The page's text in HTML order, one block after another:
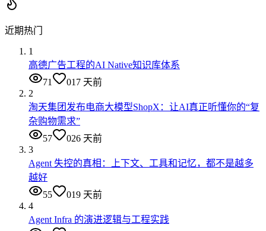
近期热门
1
高德广告工程的AI Native知识库体系
71
017 天前
2
淘天集团发布电商大模型ShopX：让AI真正听懂你的“复
杂购物需求”
57
026 天前
3
Agent 失控的真相：上下文、工具和记忆，都不是越多
越好
55
019 天前
4
Agent Infra 的演进逻辑与工程实践